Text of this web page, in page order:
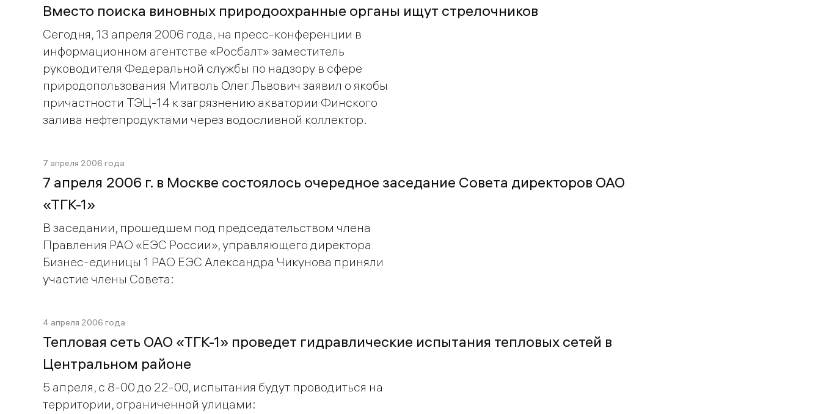
Вместо поиска виновных природоохранные органы ищут стрелочников
Сегодня, 13 апреля 2006 года, на пресс-конференции в
информационном агентстве «Росбалт» заместитель
руководителя Федеральной службы по надзору в сфере
природопользования Митволь Олег Львович заявил о якобы
причастности ТЭЦ-14 к загрязнению акватории Финского
залива нефтепродуктами через водосливной коллектор.
7 апреля 2006 года
7 апреля 2006 г. в Москве состоялось очередное заседание Совета директоров ОАО
«ТГК-1»
В заседании, прошедшем под председательством члена
Правления РАО «ЕЭС России», управляющего директора
Бизнес-единицы 1 РАО ЕЭС Александра Чикунова приняли
участие члены Совета:
4 апреля 2006 года
Тепловая сеть ОАО «ТГК-1» проведет гидравлические испытания тепловых сетей в
Центральном районе
5 апреля, с 8-00 до 22-00, испытания будут проводиться на
территории, ограниченной улицами: